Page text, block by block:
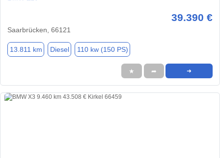
39.390 €
Saarbrücken, 66121
13.811 km Diesel 110 kw (150 PS)
★ ➦ ➜